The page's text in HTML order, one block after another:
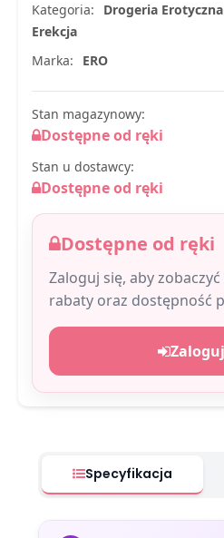
Kategoria:
Drogeria
Erekcja
Marka:
ERO
Stan magazynowy:
Dostępne od ręki
Stan u dostawcy:
Dostępne od ręki
Dostępne od ręki
Zaloguj się, aby
rabaty oraz dostępność
Specyfikacja